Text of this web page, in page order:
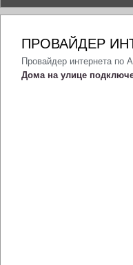
ПРОВАЙДЕР
Провайдер интернета
Дома на улице